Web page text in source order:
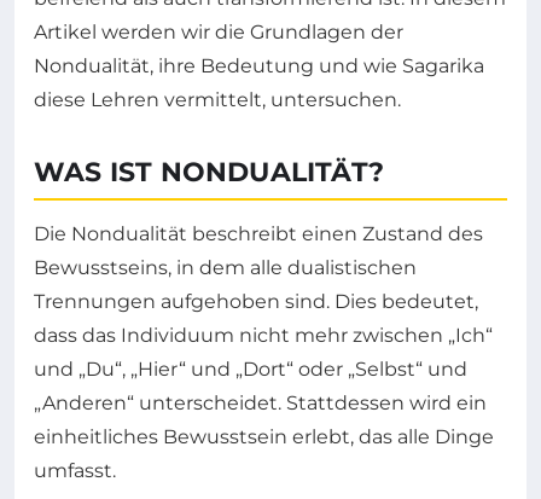
Artikel werden wir die Grundlagen der
Nondualität, ihre Bedeutung und wie Sagarika
diese Lehren vermittelt, untersuchen.
WAS IST NONDUALITÄT?
Die Nondualität beschreibt einen Zustand des
Bewusstseins, in dem alle dualistischen
Trennungen aufgehoben sind. Dies bedeutet,
dass das Individuum nicht mehr zwischen „Ich“
und „Du“, „Hier“ und „Dort“ oder „Selbst“ und
„Anderen“ unterscheidet. Stattdessen wird ein
einheitliches Bewusstsein erlebt, das alle Dinge
umfasst.